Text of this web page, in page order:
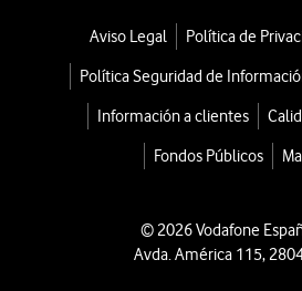
Aviso Legal
Política de
Política Seguridad de
Información a clientes
Fondos Públicos
© 2026 Vodafone
Avda. América 115,